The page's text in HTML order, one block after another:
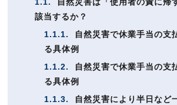
該当するか？
1.1.1.
自然災害で休業手当の支
る具体例
1.1.2.
自然災害で休業手当の支
る具体例
1.1.3.
自然災害により半日など